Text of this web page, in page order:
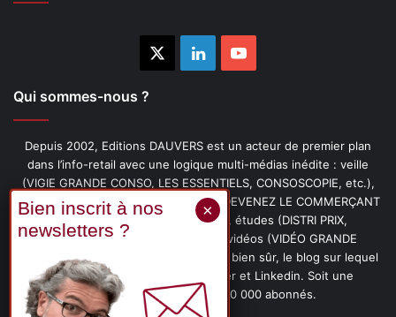
LinkedinYouTube
Qui sommes-nous ?
Depuis 2002, Editions DAUVERS est un acteur de premier plan
dans l’info-retail avec une logique multi-médias inédite : veille
(VIGIE GRANDE CONSO, LES ESSENTIELS, CONSOSCOPIE, etc.),
livres (PENSER-CLIENT, IMAGE-PRIX, DEVENEZ LE COMMERÇANT
PRÉFÉRÉ DE VOS CLIENTS, etc.), études (DISTRI PRIX,
PROMOFLASH, DRIVE INSIGHTS), vidéos (VIDÉO GRANDE
CONSO), podcasts (CAFÉ CONSO) et, bien sûr, le blog sur lequel
vous êtes, ainsi que les fils Twitter et Linkedin. Soit une
communauté de plus de 150 000 abonnés.